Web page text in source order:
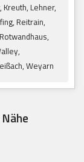
Lehner,
Reitrain,
Weyarn